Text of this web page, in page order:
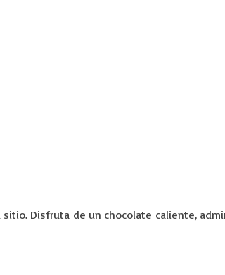
Disfruta de un chocolate caliente,